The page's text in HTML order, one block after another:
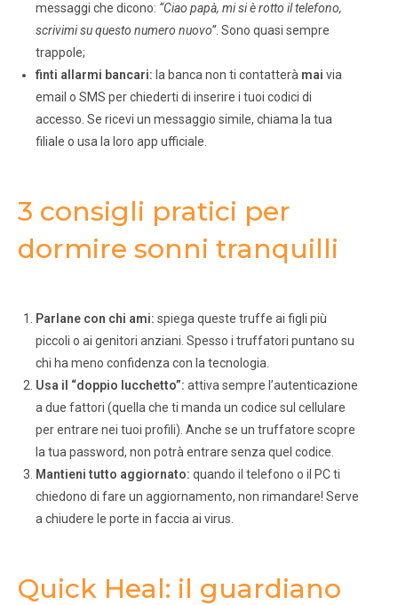
messaggi che dicono: “Ciao papà, mi si è rotto il telefono,
scrivimi su questo numero nuovo”. Sono quasi sempre
trappole;
finti allarmi bancari: la banca non ti contatterà mai via
email o SMS per chiederti di inserire i tuoi codici di
accesso. Se ricevi un messaggio simile, chiama la tua
filiale o usa la loro app ufficiale.
3 consigli pratici per
dormire sonni tranquilli
Parlane con chi ami: spiega queste truffe ai figli più
piccoli o ai genitori anziani. Spesso i truffatori puntano su
chi ha meno confidenza con la tecnologia.
Usa il “doppio lucchetto”: attiva sempre l’autenticazione
a due fattori (quella che ti manda un codice sul cellulare
per entrare nei tuoi profili). Anche se un truffatore scopre
la tua password, non potrà entrare senza quel codice.
Mantieni tutto aggiornato: quando il telefono o il PC ti
chiedono di fare un aggiornamento, non rimandare! Serve
a chiudere le porte in faccia ai virus.
Quick Heal: il guardiano